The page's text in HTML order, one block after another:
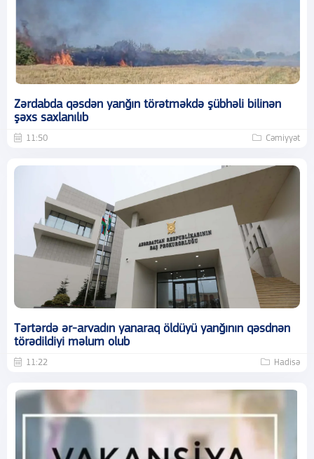
Zərdabda qəsdən yanğın törətməkdə şübhəli bilinən
şəxs saxlanılıb
11:50 Cəmiyyət
Tərtərdə ər-arvadın yanaraq öldüyü yanğının qəsdnən
törədildiyi məlum olub
11:22 Hadisə